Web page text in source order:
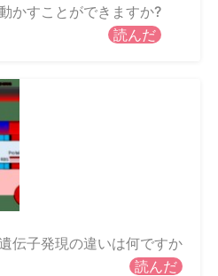
かすことができますか?
読んだ
伝子発現の違いは何ですか
読んだ